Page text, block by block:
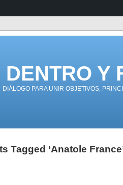
DENTRO Y
DIÁLOGO PARA UNIR OBJETIVOS,
Tagged ‘Anatole